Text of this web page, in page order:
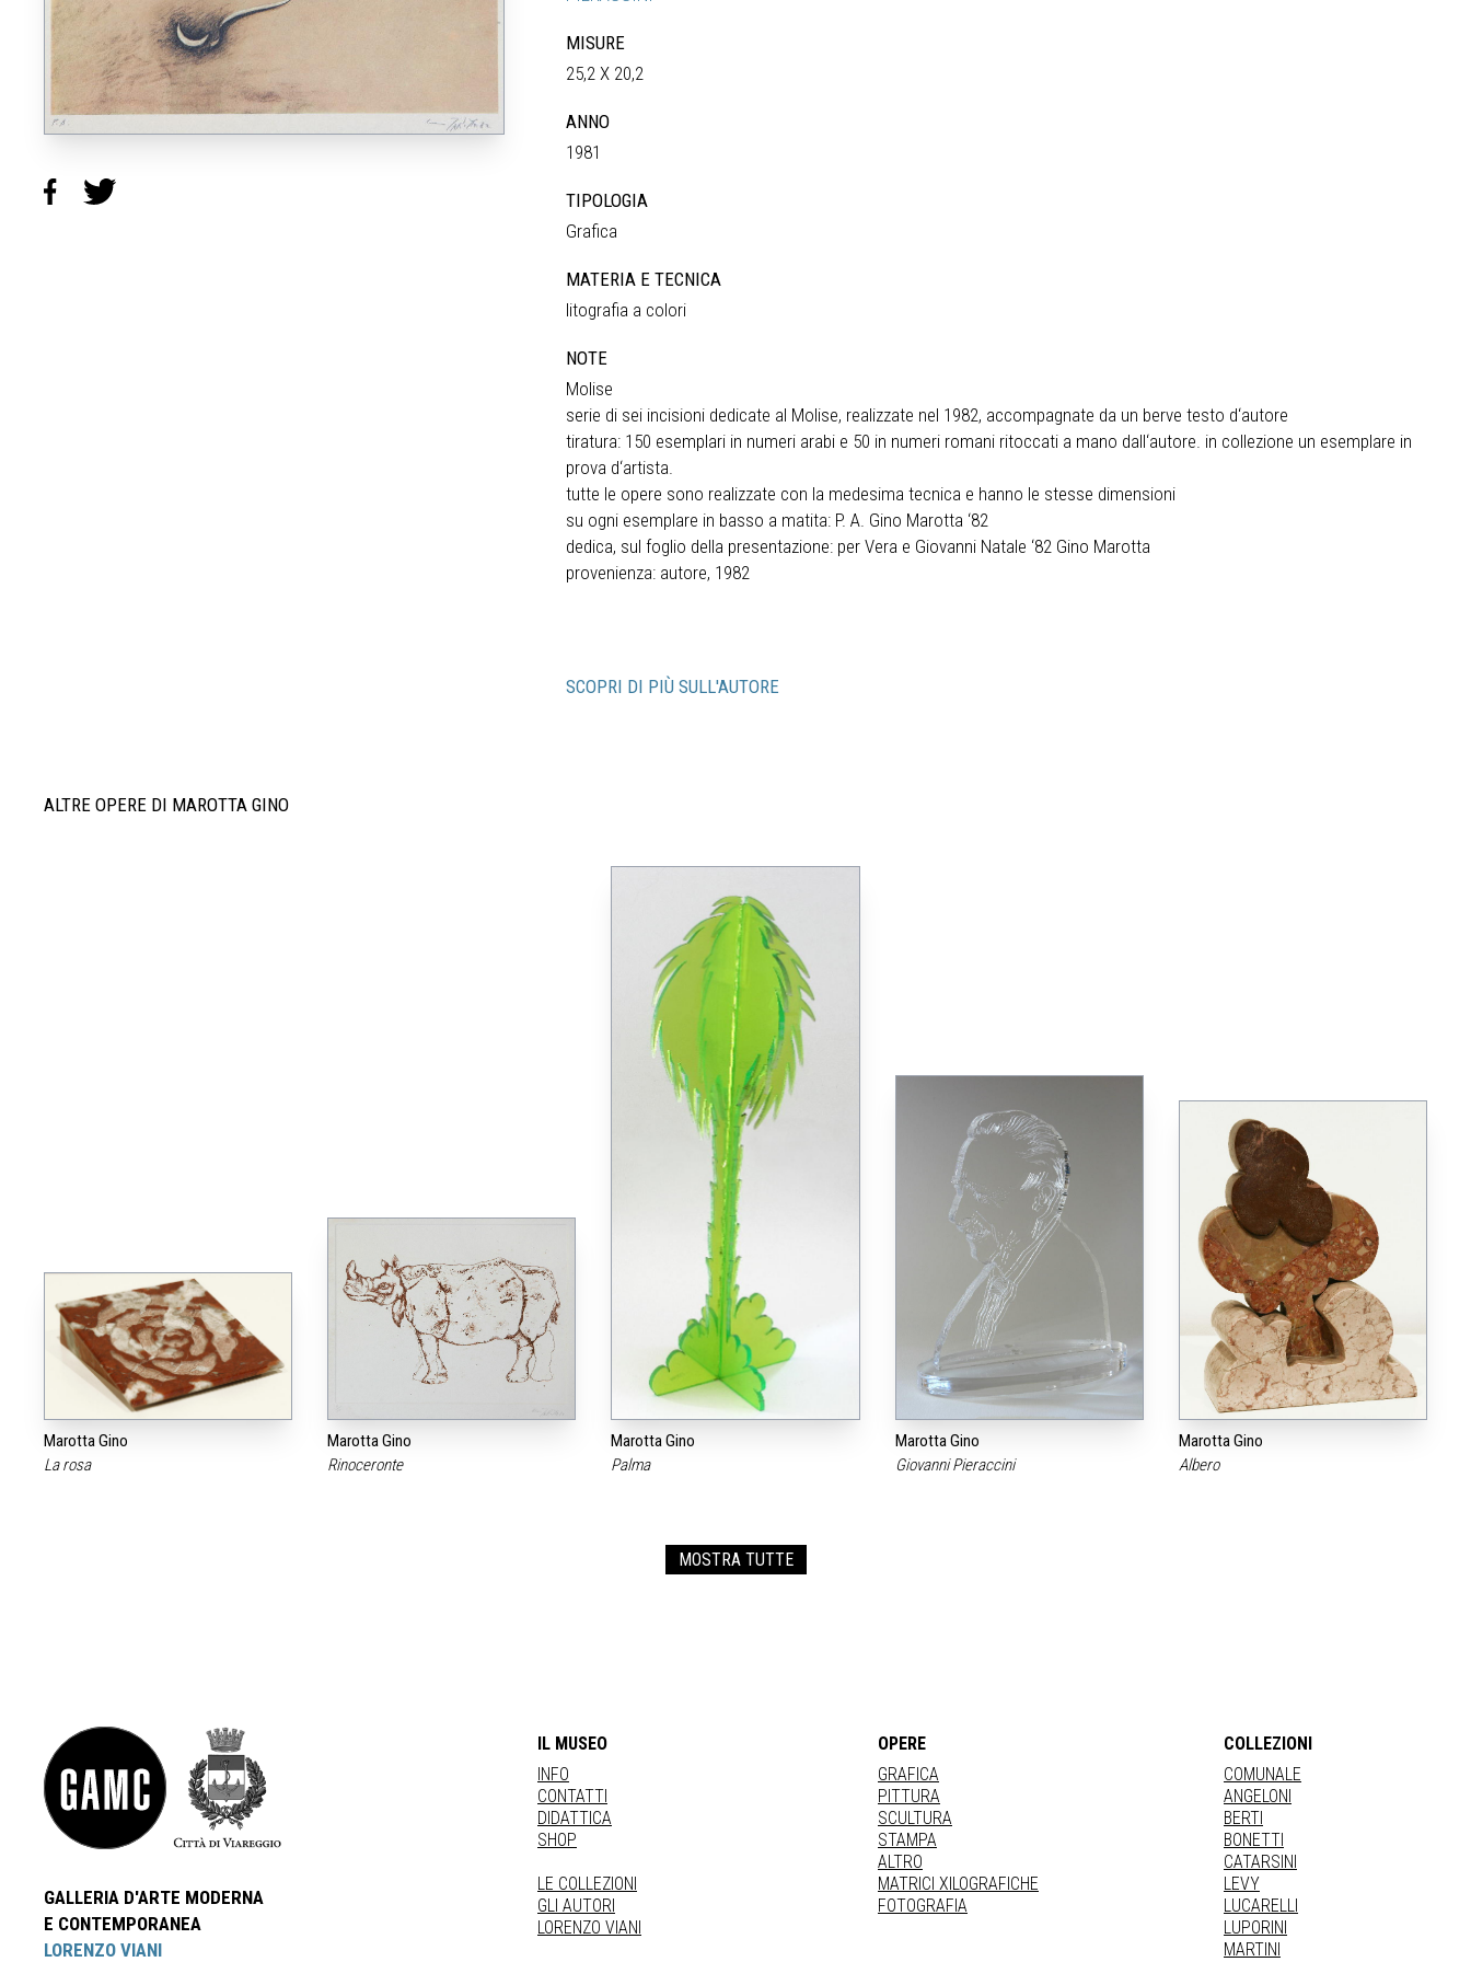
MISURE
25,2 X 20,2
ANNO
1981
TIPOLOGIA
Grafica
MATERIA E TECNICA
litografia a colori
NOTE
Molise
serie di sei incisioni dedicate al Molise, realizzate nel 1982, accompagnate da un berve testo d‘autore
tiratura: 150 esemplari in numeri arabi e 50 in numeri romani ritoccati a mano dall‘autore. in collezione un esemplare in
prova d‘artista.
tutte le opere sono realizzate con la medesima tecnica e hanno le stesse dimensioni
su ogni esemplare in basso a matita: P. A. Gino Marotta ‘82
dedica, sul foglio della presentazione: per Vera e Giovanni Natale ‘82 Gino Marotta
provenienza: autore, 1982
SCOPRI DI PIÙ SULL'AUTORE
ALTRE OPERE DI MAROTTA GINO
Marotta Gino
La rosa
Marotta Gino
Rinoceronte
Marotta Gino
Palma
Marotta Gino
Giovanni Pieraccini
Marotta Gino
Albero
MOSTRA TUTTE
GALLERIA D'ARTE MODERNA
E CONTEMPORANEA
LORENZO VIANI
IL MUSEO
INFO
CONTATTI
DIDATTICA
SHOP
LE COLLEZIONI
GLI AUTORI
LORENZO VIANI
OPERE
GRAFICA
PITTURA
SCULTURA
STAMPA
ALTRO
MATRICI XILOGRAFICHE
FOTOGRAFIA
COLLEZIONI
COMUNALE
ANGELONI
BERTI
BONETTI
CATARSINI
LEVY
LUCARELLI
LUPORINI
MARTINI